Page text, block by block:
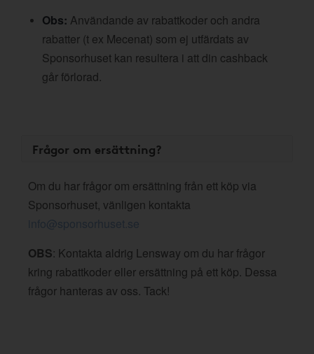
Obs: Användande av rabattkoder och andra
rabatter (t ex Mecenat) som ej utfärdats av
Sponsorhuset kan resultera i att din cashback
går förlorad.
Frågor om ersättning?
Om du har frågor om ersättning från ett köp via
Sponsorhuset, vänligen kontakta
info@sponsorhuset.se
OBS: Kontakta aldrig Lensway om du har frågor
kring rabattkoder eller ersättning på ett köp. Dessa
frågor hanteras av oss. Tack!